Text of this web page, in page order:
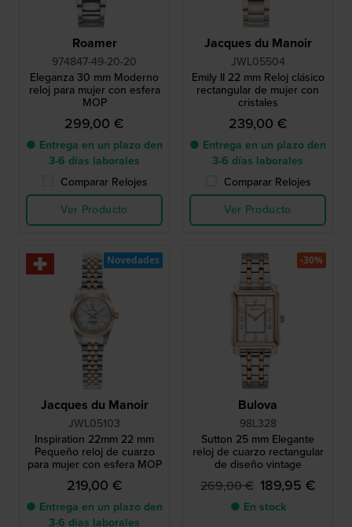
Roamer
974847-49-20-20
Eleganza 30 mm Moderno
reloj para mujer con esfera
MOP
299,00 €
● Entrega en un plazo den
3-6 días laborales
Comparar Relojes
Ver Producto
Jacques du Manoir
JWL05504
Emily II 22 mm Reloj clásico
rectangular de mujer con
cristales
239,00 €
● Entrega en un plazo den
3-6 días laborales
Comparar Relojes
Ver Producto
Jacques du Manoir
JWL05103
Inspiration 22mm 22 mm
Pequeño reloj de cuarzo
para mujer con esfera MOP
219,00 €
● Entrega en un plazo den
3-6 días laborales
Novedades
Bulova
98L328
Sutton 25 mm Elegante
reloj de cuarzo rectangular
de diseño vintage
269,00 € 189,95 €
● En stock
-30%